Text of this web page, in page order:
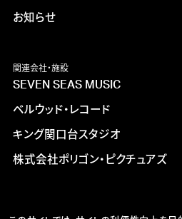
お知らせ
関連会社・施設
SEVEN SEAS MUSIC
ベルウッド・レコード
キング関口台スタジオ
株式会社ポリゴン・ピクチュアズ